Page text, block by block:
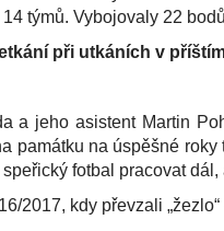
týmů. Vybojovaly 22
při utkáních v
jeho asistent Martin
na úspěšné
fotbal pracovat
kdy převzali